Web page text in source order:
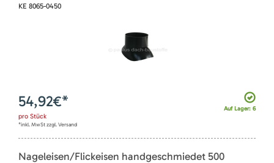
KE 8065-0450
Auf Lager: 6
54,92€*
pro Stück
*inkl. MwSt zzgl. Versand
Nageleisen/Flickeisen handgeschmiedet 500